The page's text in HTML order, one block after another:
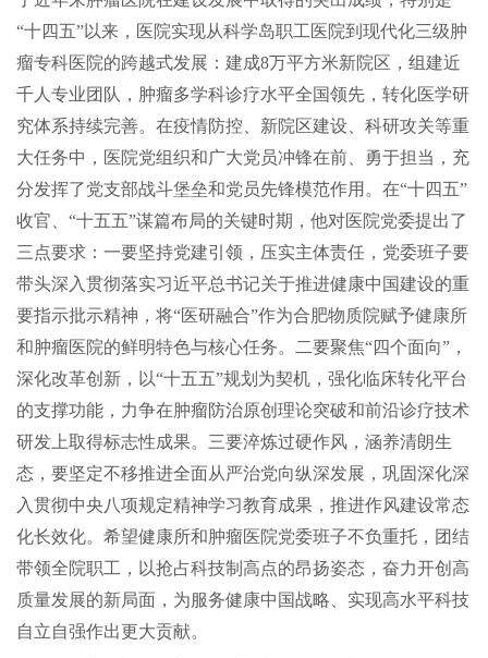
“十四五”以来，医院实现从科学岛职工医院到现代化三级肿
瘤专科医院的跨越式发展：建成8万平方米新院区，组建近
千人专业团队，肿瘤多学科诊疗水平全国领先，转化医学研
究体系持续完善。在疫情防控、新院区建设、科研攻关等重
大任务中，医院党组织和广大党员冲锋在前、勇于担当，充
分发挥了党支部战斗堡垒和党员先锋模范作用。在“十四五”
收官、“十五五”谋篇布局的关键时期，他对医院党委提出了
三点要求：一要坚持党建引领，压实主体责任，党委班子要
带头深入贯彻落实习近平总书记关于推进健康中国建设的重
要指示批示精神，将“医研融合”作为合肥物质院赋予健康所
和肿瘤医院的鲜明特色与核心任务。二要聚焦“四个面向”，
深化改革创新，以“十五五”规划为契机，强化临床转化平台
的支撑功能，力争在肿瘤防治原创理论突破和前沿诊疗技术
研发上取得标志性成果。三要淬炼过硬作风，涵养清朗生
态，要坚定不移推进全面从严治党向纵深发展，巩固深化深
入贯彻中央八项规定精神学习教育成果，推进作风建设常态
化长效化。希望健康所和肿瘤医院党委班子不负重托，团结
带领全院职工，以抢占科技制高点的昂扬姿态，奋力开创高
质量发展的新局面，为服务健康中国战略、实现高水平科技
自立自强作出更大贡献。